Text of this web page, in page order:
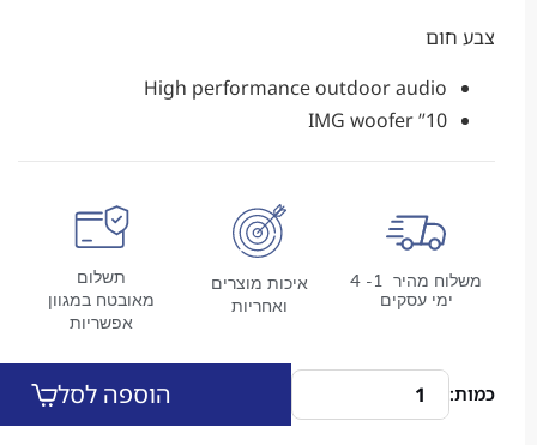
High performance outdoor audio
משלוח מהיר 1- 4
איכות מוצרים
תשלום
מאובטח במגוון
הוספה לסל